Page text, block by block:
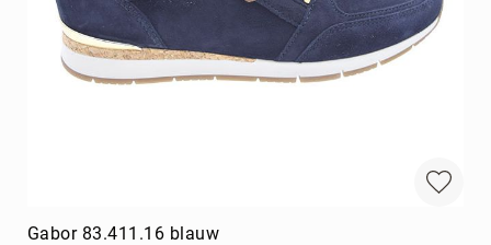
Gabor 83.411.16 blauw